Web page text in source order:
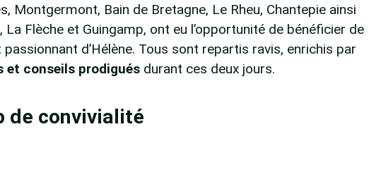
Montgermont, Bain de Bretagne, Le Rheu, Chantepie ainsi
La Flèche et Guingamp, ont eu l’opportunité de bénéficier de
passionnant d’Hélène. Tous sont repartis ravis, enrichis par
et conseils prodigués durant ces deux jours.
de convivialité